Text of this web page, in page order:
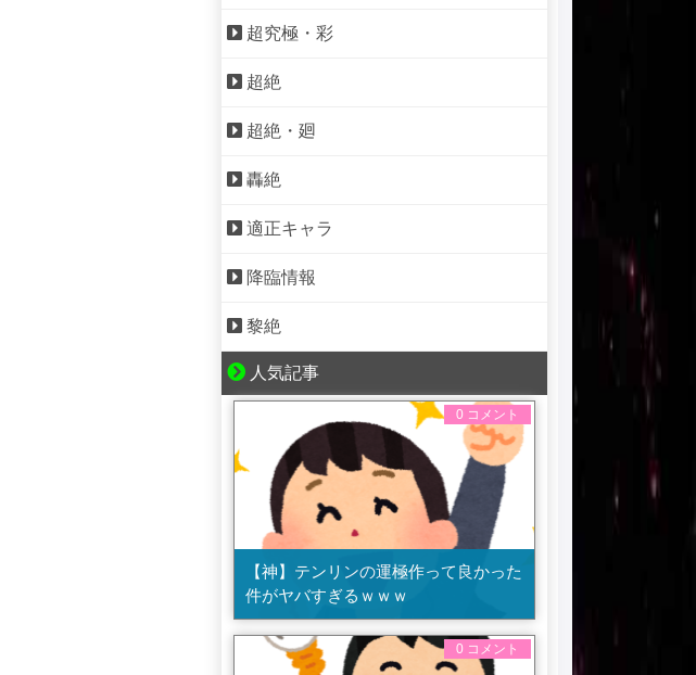
超究極・彩
超絶
超絶・廻
轟絶
適正キャラ
降臨情報
黎絶
人気記事
0 コメント
【神】テンリンの運極作って良かった
件がヤバすぎるｗｗｗ
0 コメント